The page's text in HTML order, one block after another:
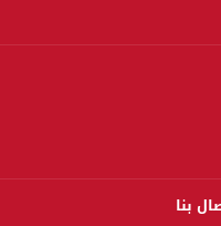
بنا